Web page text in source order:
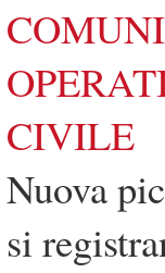
CIVILE
Nuova
si